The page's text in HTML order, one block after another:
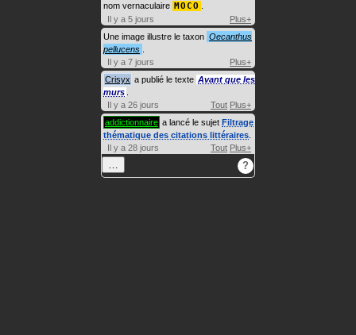
nom vernaculaire MOCO
Il y a 5 jours
Plus+
Une image illustre le taxon Oecanthus
pellucens
Il y a 7 jours
Plus+
Crisyx a publié le texte Avant que les
murs
Il y a 26 jours
Tout Plus+
addictionnaire a lancé le sujet Filtrage
thématique des citations littéraires
Il y a 28 jours
Tout Plus+
… ?